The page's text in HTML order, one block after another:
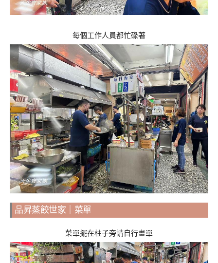
每個工作人員都忙碌著
品昇蒸餃世家｜菜單
菜單擺在柱子旁請自行畫單